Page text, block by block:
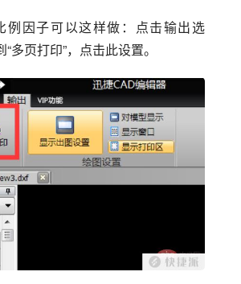
例因子可以这样做：点击输出选
多页打印”，点击此设置。